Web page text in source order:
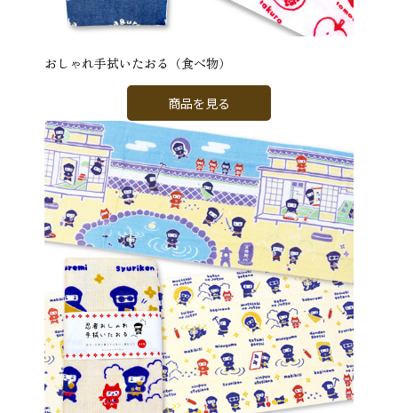
おしゃれ手拭いたおる（食べ物）
商品を見る